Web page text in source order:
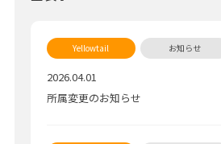
2026.04.01
所属変更のお知らせ